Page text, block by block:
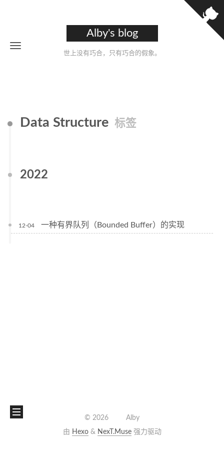
Alby's blog
世上没有巧合，只有巧合的假象。
Data Structure 标签
2022
12-04 一种有界队列（Bounded Buffer）的实现
© 2026
Alby
由 Hexo& NexT.Muse强力驱动